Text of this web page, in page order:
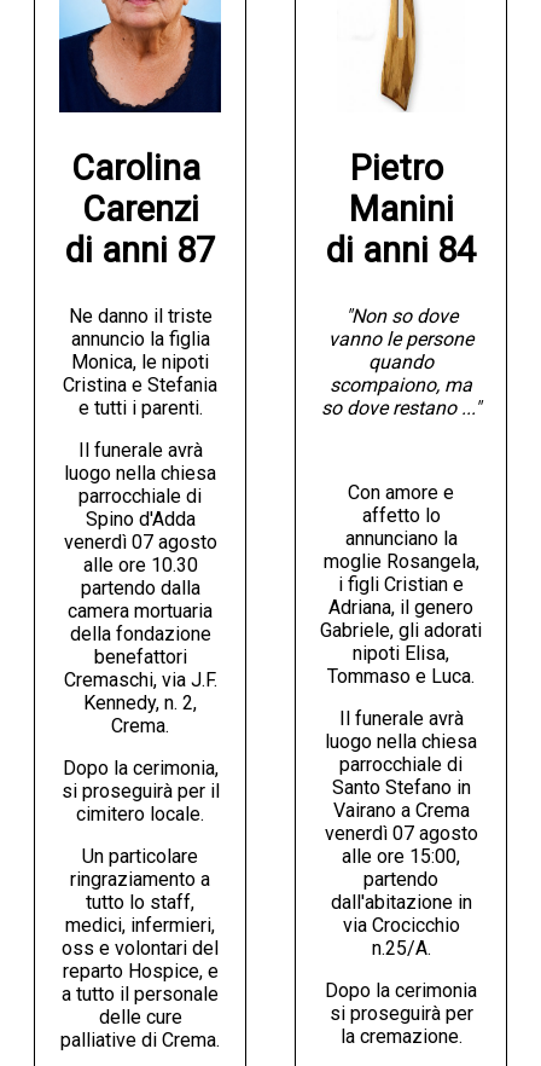
Carolina
Carenzi
di anni 87
Ne danno il triste
annuncio la figlia
Monica, le nipoti
Cristina e Stefania
e tutti i parenti.
Il funerale avrà
luogo nella chiesa
parrocchiale di
Spino d'Adda
venerdì 07 agosto
alle ore 10.30
partendo dalla
camera mortuaria
della fondazione
benefattori
Cremaschi, via J.F.
Kennedy, n. 2,
Crema.
Dopo la cerimonia,
si proseguirà per il
cimitero locale.
Un particolare
ringraziamento a
tutto lo staff,
medici, infermieri,
oss e volontari del
reparto Hospice, e
a tutto il personale
delle cure
palliative di Crema.
Pietro
Manini
di anni 84
"Non so dove
vanno le persone
quando
scompaiono, ma
so dove restano ..."
Con amore e
affetto lo
annunciano la
moglie Rosangela,
i figli Cristian e
Adriana, il genero
Gabriele, gli adorati
nipoti Elisa,
Tommaso e Luca.
Il funerale avrà
luogo nella chiesa
parrocchiale di
Santo Stefano in
Vairano a Crema
venerdì 07 agosto
alle ore 15:00,
partendo
dall'abitazione in
via Crocicchio
n.25/A.
Dopo la cerimonia
si proseguirà per
la cremazione.